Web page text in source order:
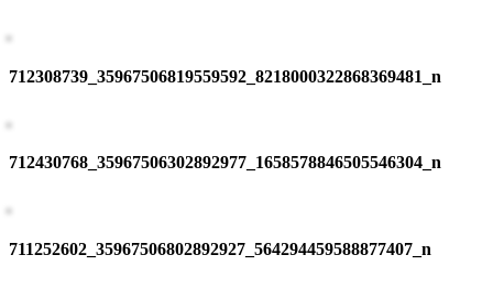
712308739_35967506819559592_8218000322868369481_n
712430768_35967506302892977_1658578846505546304_n
711252602_35967506802892927_564294459588877407_n